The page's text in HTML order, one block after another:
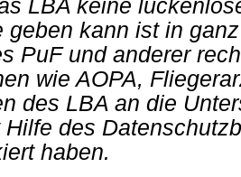
LBA keine
geben kann ist in
PuF und anderer
wie AOPA,
des LBA an die
des
haben.